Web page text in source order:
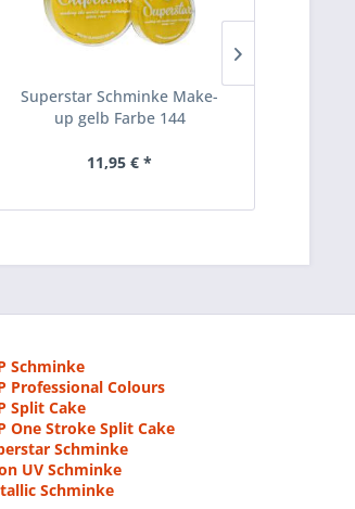
Superstar Schminke Make-
up gelb Farbe 144
11,95 € *
Schminke
Professional Colours
Split Cake
One Stroke Split Cake
Schminke
UV Schminke
Schminke